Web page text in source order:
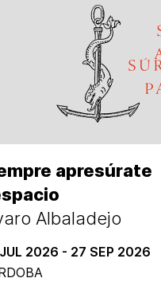
apresúrate
Albaladejo
2026 - 27 SEP 2026